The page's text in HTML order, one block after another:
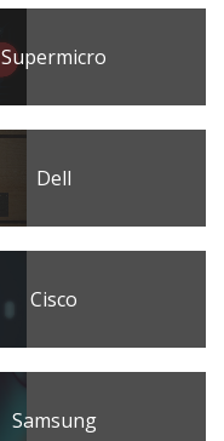
Supermicro
Dell
Cisco
Samsung